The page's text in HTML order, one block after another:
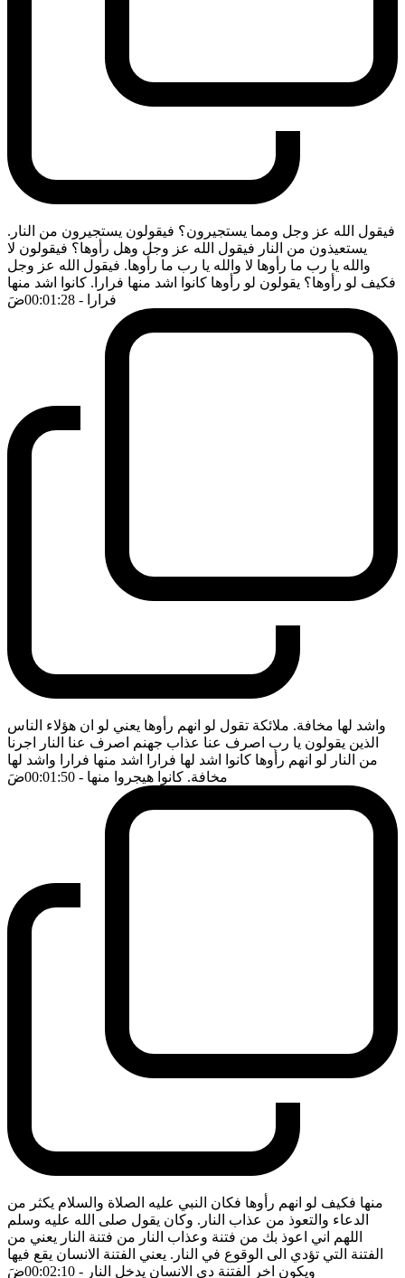
فيقول الله عز وجل ومما يستجيرون؟ فيقولون يستجيرون من النار.
يستعيذون من النار فيقول الله عز وجل وهل رأوها؟ فيقولون لا
والله يا رب ما رأوها لا والله يا رب ما رأوها. فيقول الله عز وجل
فكيف لو رأوها؟ يقولون لو رأوها كانوا اشد منها فرارا. كانوا اشد منها
فرارا - 00:01:28 ضَ
واشد لها مخافة. ملائكة تقول لو انهم رأوها يعني لو ان هؤلاء الناس
الذين يقولون يا رب اصرف عنا عذاب جهنم اصرف عنا النار اجرنا
من النار لو انهم رأوها كانوا اشد لها فرارا اشد منها فرارا واشد لها
مخافة. كانوا هيجروا منها - 00:01:50 ضَ
منها فكيف لو انهم رأوها فكان النبي عليه الصلاة والسلام يكثر من
الدعاء والتعوذ من عذاب النار. وكان يقول صلى الله عليه وسلم
اللهم اني اعوذ بك من فتنة وعذاب النار من فتنة النار يعني من
الفتنة التي تؤدي الى الوقوع في النار. يعني الفتنة الانسان يقع فيها
ويكون اخر الفتنة دي الانسان يدخل النار - 00:02:10 ضَ